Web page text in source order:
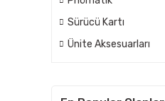
Sürücü Kartı
Ünite Aksesuarları